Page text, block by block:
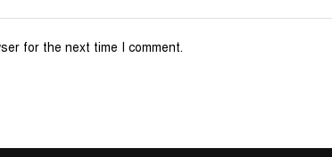
for the next time I comment.